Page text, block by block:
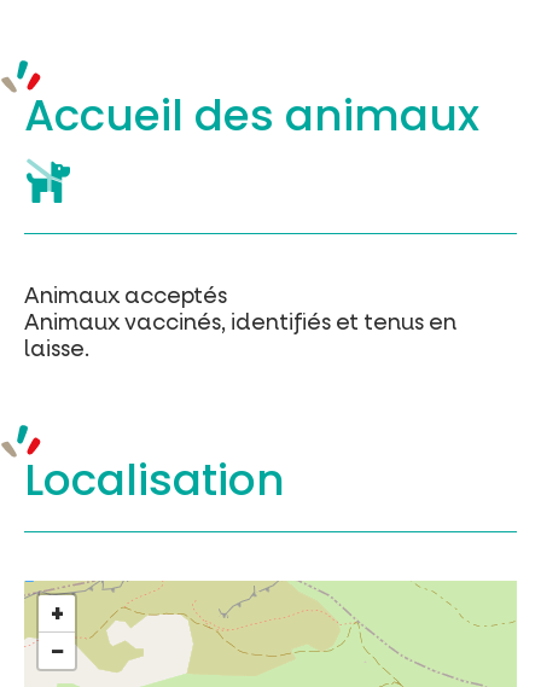
Accueil des animaux
Animaux acceptés
Animaux vaccinés, identifiés et tenus en
laisse.
Localisation
+
−